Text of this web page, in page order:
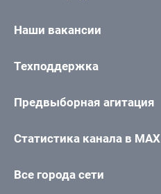
Наши вакансии
Техподдержка
Предвыборная агитация
Статистика канала в MAX
Все города сети